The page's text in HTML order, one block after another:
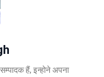
हैं, इन्होने अपना